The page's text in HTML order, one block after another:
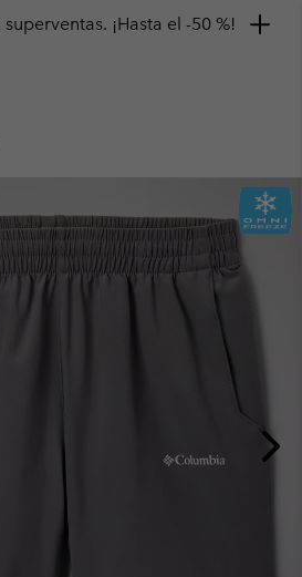
¡Hasta el -50 %!